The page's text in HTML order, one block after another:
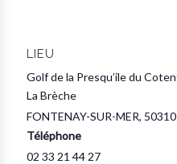
LIEU
Golf de la Presqu’ile du
La Brèche
FONTENAY-SUR-MER, 50310
Téléphone
02 33 21 44 27